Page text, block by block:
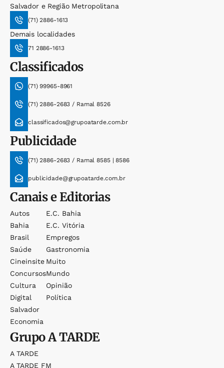
Salvador e Região Metropolitana
(71) 2886-1613
Demais localidades
71 2886-1613
Classificados
(71) 99965-8961
(71) 2886-2683 / Ramal 8526
classificados@grupoatarde.com.br
Publicidade
(71) 2886-2683 / Ramal 8585 | 8586
publicidade@grupoatarde.com.br
Canais e Editorias
Autos
Bahia
Brasil
Saúde
Cineinsite
Concursos
Cultura
Digital
Salvador
Economia
E.c. Bahia
E.c. Vitória
Empregos
Gastronomia
Muito
Mundo
Opinião
Política
GrupoA TARDE
A TARDE
A TARDE FM